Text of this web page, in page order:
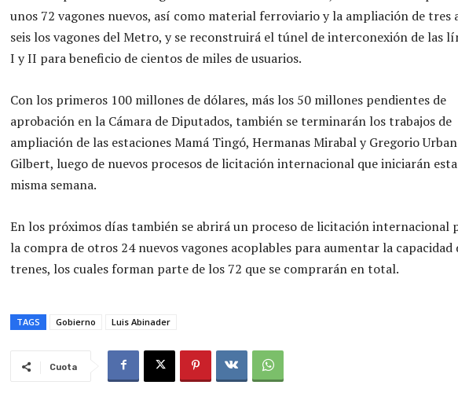
unos 72 vagones nuevos, así como material ferroviario y la ampliación de tres
seis los vagones del Metro, y se reconstruirá el túnel de interconexión de las
I y II para beneficio de cientos de miles de usuarios.
Con los primeros 100 millones de dólares, más los 50 millones pendientes de
aprobación en la Cámara de Diputados, también se terminarán los trabajos de
ampliación de las estaciones Mamá Tingó, Hermanas Mirabal y Gregorio
Gilbert, luego de nuevos procesos de licitación internacional que iniciarán esta
misma semana.
En los próximos días también se abrirá un proceso de licitación internacional
la compra de otros 24 nuevos vagones acoplables para aumentar la capacidad
trenes, los cuales forman parte de los 72 que se comprarán en total.
TAGS Gobierno Luis Abinader
Cuota